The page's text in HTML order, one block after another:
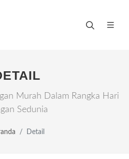
Murah Dalam Rangka Hari
Sedunia
Detail